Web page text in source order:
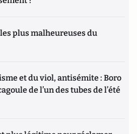
plus malheureuses du
et du viol, antisémite : Boro
de l’un des tubes de l’été